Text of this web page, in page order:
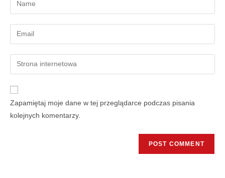
Zapamiętaj moje dane w tej przeglądarce podczas pisania
kolejnych komentarzy.